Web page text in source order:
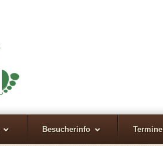
Besucherinfo Termine